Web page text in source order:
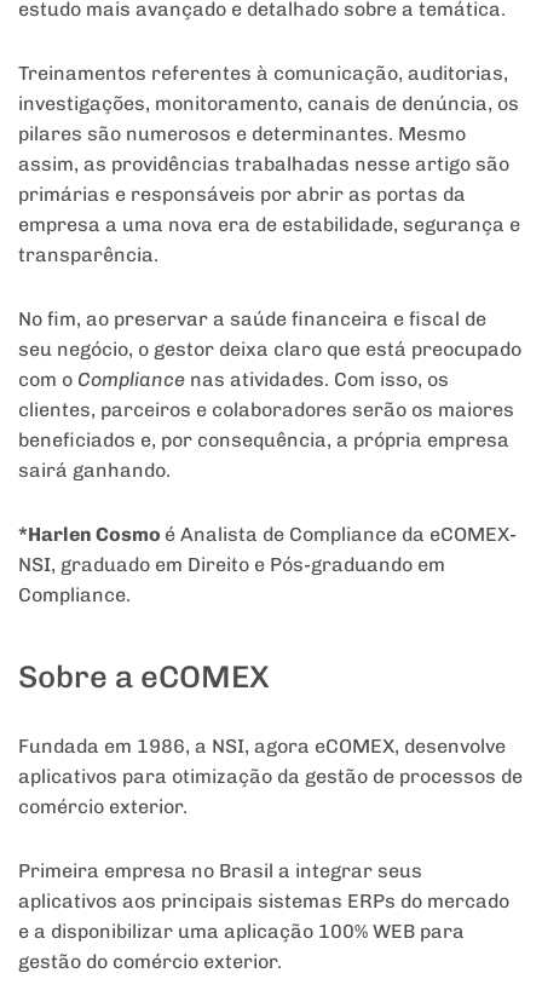
estudo mais avançado e detalhado sobre a temática.
Treinamentos referentes à comunicação, auditorias,
investigações, monitoramento, canais de denúncia, os
pilares são numerosos e determinantes. Mesmo
assim, as providências trabalhadas nesse artigo são
primárias e responsáveis por abrir as portas da
empresa a uma nova era de estabilidade, segurança e
transparência.
No fim, ao preservar a saúde financeira e fiscal de
seu negócio, o gestor deixa claro que está preocupado
com o Compliance nas atividades. Com isso, os
clientes, parceiros e colaboradores serão os maiores
beneficiados e, por consequência, a própria empresa
sairá ganhando.
*Harlen Cosmo é Analista de Compliance da eCOMEX-
NSI, graduado em Direito e Pós-graduando em
Compliance.
Sobre a eCOMEX
Fundada em 1986, a NSI, agora eCOMEX, desenvolve
aplicativos para otimização da gestão de processos de
comércio exterior.
Primeira empresa no Brasil a integrar seus
aplicativos aos principais sistemas ERPs do mercado
e a disponibilizar uma aplicação 100% WEB para
gestão do comércio exterior.